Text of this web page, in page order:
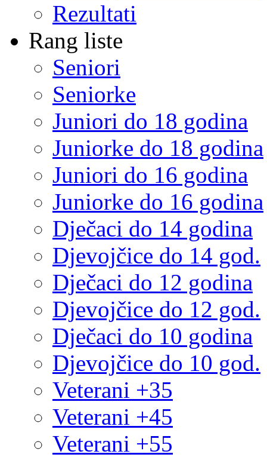
Rezultati
Rang liste
Seniori
Seniorke
Juniori do 18 godina
Juniorke do 18 godina
Juniori do 16 godina
Juniorke do 16 godina
Dječaci do 14 godina
Djevojčice do 14 god.
Dječaci do 12 godina
Djevojčice do 12 god.
Dječaci do 10 godina
Djevojčice do 10 god.
Veterani +35
Veterani +45
Veterani +55